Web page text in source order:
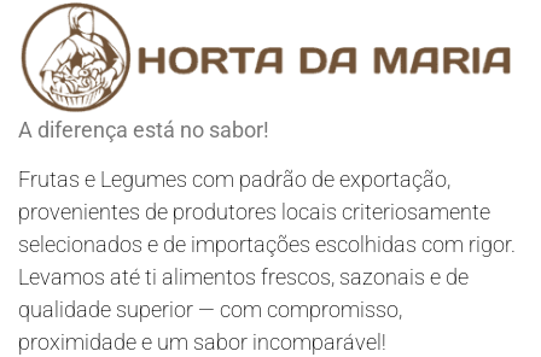
A diferença está no sabor!
Frutas e Legumes com padrão de exportação,
provenientes de produtores locais criteriosamente
selecionados e de importações escolhidas com rigor.
Levamos até ti alimentos frescos, sazonais e de
qualidade superior — com compromisso,
proximidade e um sabor incomparável!